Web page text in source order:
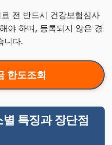
전 반드시 건강보험심사
야 하며, 등록되지 않은 경
니다.
한도조회
특징과 장단점